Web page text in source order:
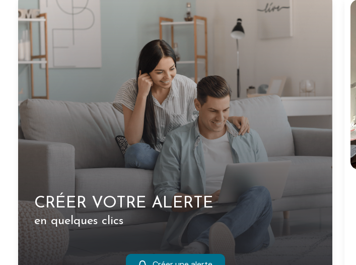
CRÉER VOTRE ALERTE
en quelques clics